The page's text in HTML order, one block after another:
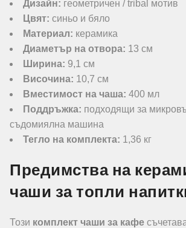
Дизайн: геометричен / tribal мотив
Цвят: синьо и бяло
Материал: керамика
Диаметър на отвора: 13 см
Ширина: 9,1 см
Височина: 10,7 см
Вместимост на чаша: 400 мл
Поддръжка: подходящи за
съдомиялна машина
Тегло на комплекта: 1,36 кг
Предимства на
чаши за топли
Този комплект чаши за кафе